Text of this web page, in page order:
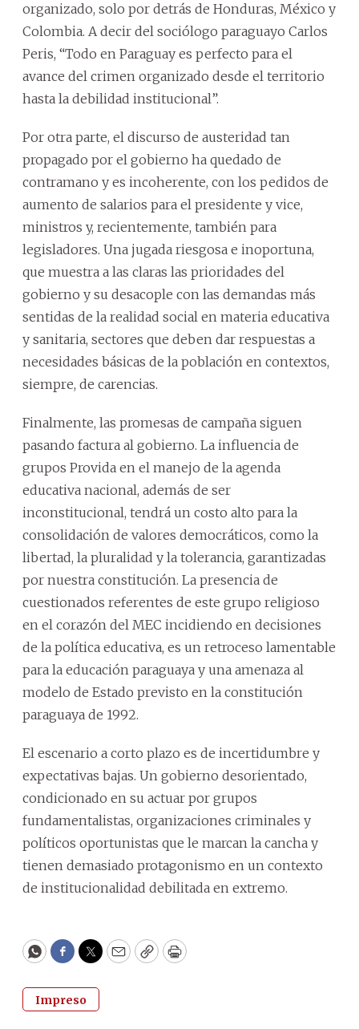
organizado, solo por detrás de Honduras, México y
Colombia. A decir del sociólogo paraguayo Carlos
Peris, “Todo en Paraguay es perfecto para el
avance del crimen organizado desde el territorio
hasta la debilidad institucional”.
Por otra parte, el discurso de austeridad tan
propagado por el gobierno ha quedado de
contramano y es incoherente, con los pedidos de
aumento de salarios para el presidente y vice,
ministros y, recientemente, también para
legisladores. Una jugada riesgosa e inoportuna,
que muestra a las claras las prioridades del
gobierno y su desacople con las demandas más
sentidas de la realidad social en materia educativa
y sanitaria, sectores que deben dar respuestas a
necesidades básicas de la población en contextos,
siempre, de carencias.
Finalmente, las promesas de campaña siguen
pasando factura al gobierno. La influencia de
grupos Provida en el manejo de la agenda
educativa nacional, además de ser
inconstitucional, tendrá un costo alto para la
consolidación de valores democráticos, como la
libertad, la pluralidad y la tolerancia, garantizadas
por nuestra constitución. La presencia de
cuestionados referentes de este grupo religioso
en el corazón del MEC incidiendo en decisiones
de la política educativa, es un retroceso lamentable
para la educación paraguaya y una amenaza al
modelo de Estado previsto en la constitución
paraguaya de 1992.
El escenario a corto plazo es de incertidumbre y
expectativas bajas. Un gobierno desorientado,
condicionado en su actuar por grupos
fundamentalistas, organizaciones criminales y
políticos oportunistas que le marcan la cancha y
tienen demasiado protagonismo en un contexto
de institucionalidad debilitada en extremo.
WhatsApp
Facebook
Twitter
EmailCopyPrint
Impreso